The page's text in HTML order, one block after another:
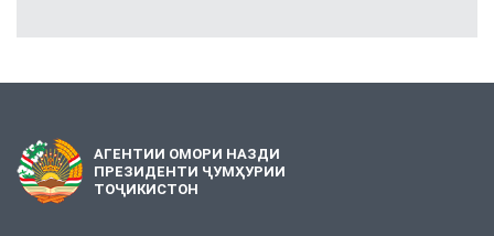
АГЕНТИИ ОМОРИ НАЗДИ
ПРЕЗИДЕНТИ ҶУМҲУРИИ
ТОҶИКИСТОН